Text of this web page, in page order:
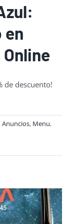
en
de descuento!
Anuncios, Menu,